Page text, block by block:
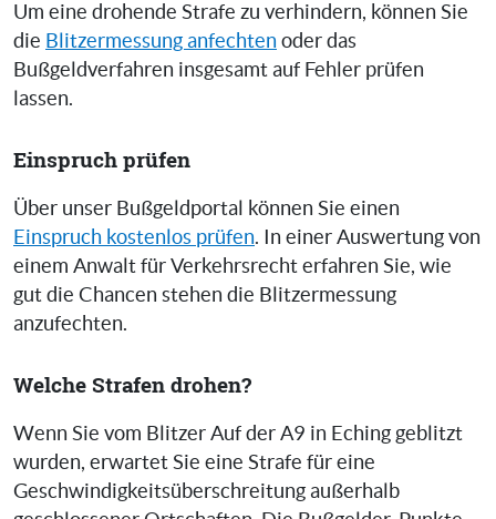
Um eine drohende Strafe zu verhindern, können Sie
die Blitzermessung anfechten oder das
Bußgeldverfahren insgesamt auf Fehler prüfen
lassen.
Einspruch prüfen
Über unser Bußgeldportal können Sie einen
Einspruch kostenlos prüfen. In einer Auswertung von
einem Anwalt für Verkehrsrecht erfahren Sie, wie
gut die Chancen stehen die Blitzermessung
anzufechten.
Welche Strafen drohen?
Wenn Sie vom Blitzer Auf der A9 in Eching geblitzt
wurden, erwartet Sie eine Strafe für eine
Geschwindigkeitsüberschreitung außerhalb